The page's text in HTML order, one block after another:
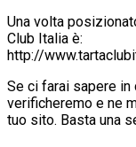
Una volta
Club Italia è:
http://
Se ci farai sapere in
verificheremo e ne
tuo sito. Basta una